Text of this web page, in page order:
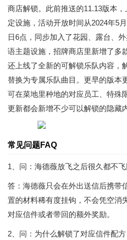
商店解锁。此前推送的11.13版本
定设施，活动开放时间从2024年5
日6点，同步加入了花园、露台、
语主题设施，招牌商店里新增了多
还上线了全新的可解锁乐队内容，
替换为专属乐队曲目。更早的版本
可在菜地里种地的对应员工、特殊
更新都会新增不少可以解锁的隐藏
常见问题FAQ
1、问：海德薇放飞之后很久都不
答：海德薇只会在外出送信后携带
置的材料稀有度挂钩，不会凭空消
对应信件或者带回的额外奖励。
2、问：为什么解锁了对应信件配